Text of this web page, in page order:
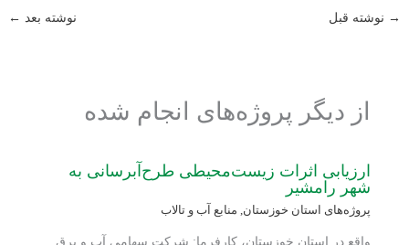
→ نوشته قبل نوشته بعد ←
از دیگر پروژه‌های انجام شده
ارزیابی اثرات زیست‌محیطی طرح‌آبرسانی به
شهر رامشیر
پروژه‌های استان خوزستان, منابع آب و تالاب
واقع در استان خوزستان، کارفرما: شرکت سهامی آب و برق